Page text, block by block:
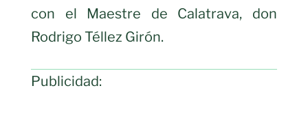
con el Maestre de Calatrava, don
Rodrigo Téllez Girón.
Publicidad: